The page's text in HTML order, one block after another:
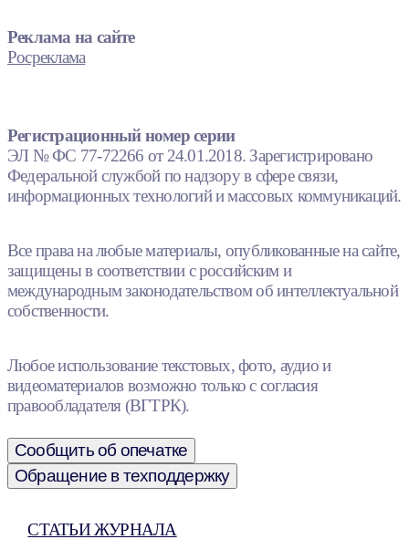
Реклама на сайте
Росреклама
Регистрационный номер серии
ЭЛ № ФС 77-72266 от 24.01.2018. Зарегистрировано
Федеральной службой по надзору в сфере связи,
информационных технологий и массовых коммуникаций.
Все права на любые материалы, опубликованные на сайте,
защищены в соответствии с российским и
международным законодательством об интеллектуальной
собственности.
Любое использование текстовых, фото, аудио и
видеоматериалов возможно только с согласия
правообладателя (ВГТРК).
Сообщить об опечатке
Обращение в техподдержку
СТАТЬИ ЖУРНАЛА